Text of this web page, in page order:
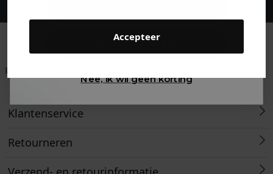
Accepteer
Betaal achteraf met
is morgen in huis!*
ons met een 9,6!
Klantenservice
Retourneren
Gewoon rondkijken
Nee, ik wil geen korting